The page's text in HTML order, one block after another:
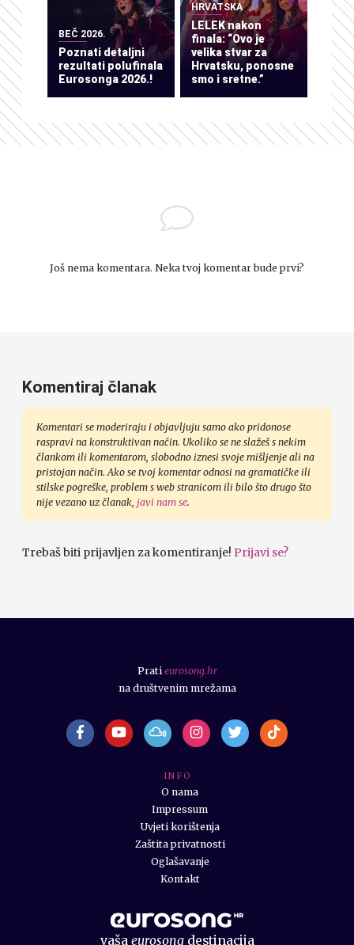
BEČ 2026.
Poznati detaljni
rezultati polufinala
Eurosonga 2026.!
HRVATSKA
LELEK nakon
finala: “Ovo je
velika stvar za
Hrvatsku, ponosne
smo i sretne.”
Još nema komentara. Neka tvoj komentar bude prvi?
Komentiraj članak
Komentari se moderiraju i objavljuju samo ako pridonose
raspravi na konstruktivan način. Ukoliko se ne slažeš s nekim
člankom ili komentarom, slobodno iznesi svoje mišljenje ali na
pristojan način. Ako se tvoj komentar odnosi na gramatičke ili
stilske pogreške, problem s web stranicom ili bilo što drugo što
nije vezano uz članak, javi nam se.
Trebaš biti prijavljen za komentiranje! Prijavi se?
vaša eurosongdestinacija
I N F O
O nama
Impressum
Uvjeti korištenja
Zaštita privatnosti
Oglašavanje
Kontakt
Prati eurosong.hr
na društvenim mrežama